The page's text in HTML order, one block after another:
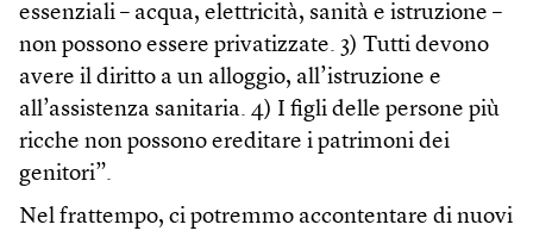
essenziali – acqua, elettricità, sanità e istruzione –
non possono essere privatizzate. 3) Tutti devono
avere il diritto a un alloggio, all’istruzione e
all’assistenza sanitaria. 4) I figli delle persone più
ricche non possono ereditare i patrimoni dei
genitori”.
Nel frattempo, ci potremmo accontentare di nuovi